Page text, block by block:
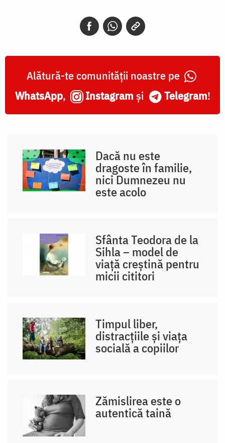
Alătură-te comunității noastre pe
WhatsApp, Instagram și Telegram!
Dacă nu este
dragoste în familie,
nici Dumnezeu nu
este acolo
Sfânta Teodora de la
Sihla – model de
viaţă creştină pentru
micii cititori
Timpul liber,
distracțiile și viața
socială a copiilor
Zămislirea este o
autentică taină